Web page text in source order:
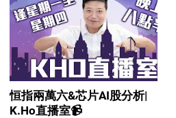
恒指兩萬六&芯片AI股分析|
K.Ho直播室📹